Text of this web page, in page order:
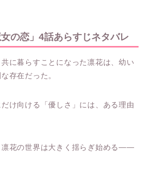
女の恋」4話あらすじネタバレ
に暮らすことになった凛花は、幼い
存在だった。
け向ける「優しさ」には、ある理由
凛花の世界は大きく揺らぎ始める——